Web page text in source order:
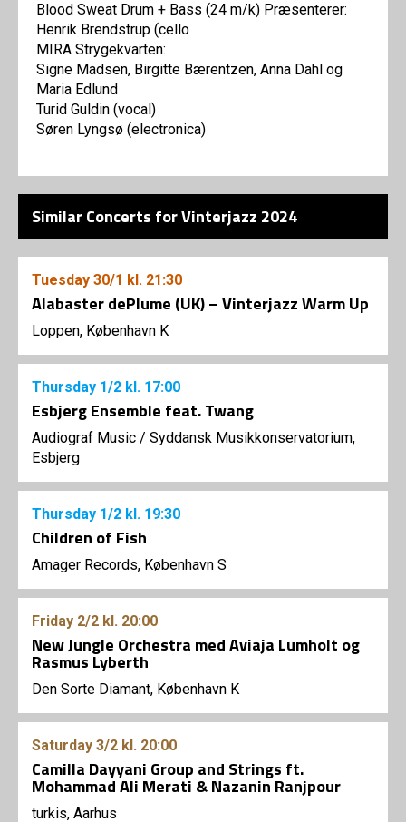
Blood Sweat Drum + Bass (24 m/k) Præsenterer:
Henrik Brendstrup (cello
MIRA Strygekvarten:
Signe Madsen, Birgitte Bærentzen, Anna Dahl og
Maria Edlund
Turid Guldin (vocal)
Søren Lyngsø (electronica)
Similar Concerts for Vinterjazz 2024
Tuesday 30/1 kl. 21:30
Alabaster dePlume (UK) – Vinterjazz Warm Up
Loppen, København K
Thursday 1/2 kl. 17:00
Esbjerg Ensemble feat. Twang
Audiograf Music / Syddansk Musikkonservatorium,
Esbjerg
Thursday 1/2 kl. 19:30
Children of Fish
Amager Records, København S
Friday 2/2 kl. 20:00
New Jungle Orchestra med Aviaja Lumholt og
Rasmus Lyberth
Den Sorte Diamant, København K
Saturday 3/2 kl. 20:00
Camilla Dayyani Group and Strings ft.
Mohammad Ali Merati & Nazanin Ranjpour
turkis, Aarhus